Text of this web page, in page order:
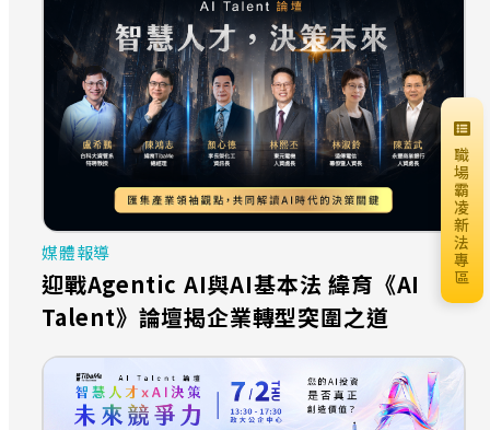
媒體報導
迎戰Agentic AI與AI基本法 緯育《AI
Talent》論壇揭企業轉型突圍之道
職
場
霸
凌
新
法
專
區